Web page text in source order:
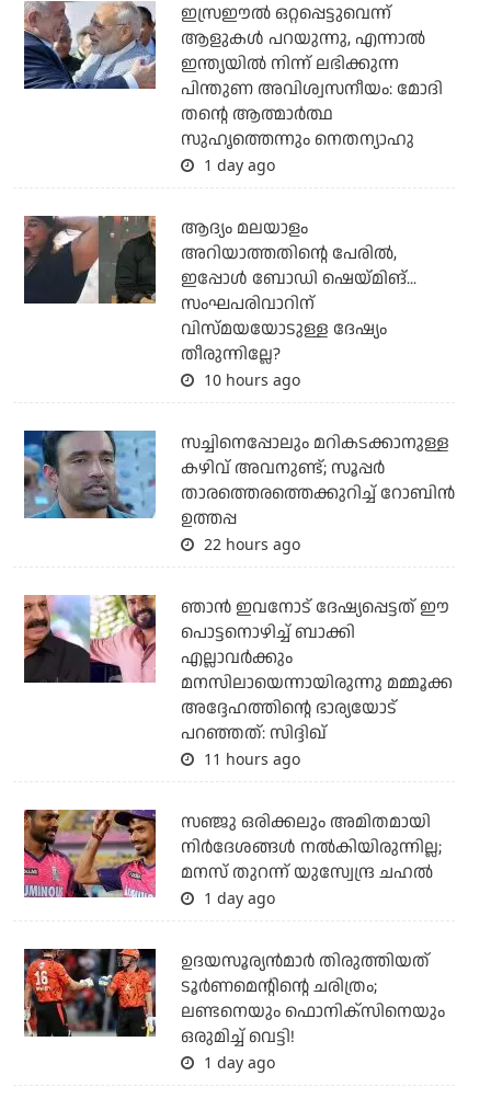
ഇസ്രഈല്‍ ഒറ്റപ്പെട്ടുവെന്ന്
ആളുകള്‍ പറയുന്നു, എന്നാല്‍
ഇന്ത്യയില്‍ നിന്ന് ലഭിക്കുന്ന
പിന്തുണ അവിശ്വസനീയം: മോദി
തന്റെ ആത്മാര്‍ത്ഥ
സുഹൃത്തെന്നും നെതന്യാഹു
1 day ago
ആദ്യം മലയാളം
അറിയാത്തതിന്റെ പേരില്‍,
ഇപ്പോള്‍ ബോഡി ഷെയ്മിങ്...
സംഘപരിവാറിന്
വിസ്മയയോടുള്ള ദേഷ്യം
തീരുന്നില്ലേ?
10 hours ago
സച്ചിനെപ്പോലും മറികടക്കാനുള്ള
കഴിവ് അവനുണ്ട്; സൂപ്പര്‍
താരത്തെരത്തെക്കുറിച്ച് റോബിന്‍
ഉത്തപ്പ
22 hours ago
ഞാന്‍ ഇവനോട് ദേഷ്യപ്പെട്ടത് ഈ
പൊട്ടനൊഴിച്ച് ബാക്കി
എല്ലാവര്‍ക്കും
മനസിലായെന്നായിരുന്നു മമ്മൂക്ക
അദ്ദേഹത്തിന്റെ ഭാര്യയോട്
പറഞ്ഞത്: സിദ്ദിഖ്
11 hours ago
സഞ്ജു ഒരിക്കലും അമിതമായി
നിര്‍ദേശങ്ങള്‍ നല്‍കിയിരുന്നില്ല;
മനസ് തുറന്ന് യുസ്വേന്ദ്ര ചഹല്‍
1 day ago
ഉദയസൂര്യന്‍മാര്‍ തിരുത്തിയത്
ടൂര്‍ണമെന്റിന്റെ ചരിത്രം;
ലണ്ടനെയും ഫൊനിക്‌സിനെയും
ഒരുമിച്ച് വെട്ടി!
1 day ago